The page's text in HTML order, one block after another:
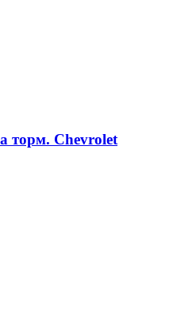
торм. Chevrolet